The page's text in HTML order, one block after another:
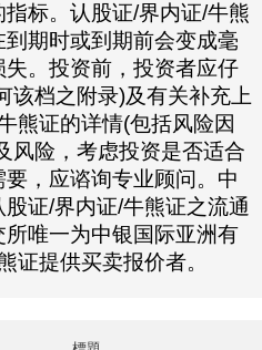
标。认股证/界内证/牛熊
期时或到期前会变成毫
。投资前，投资者应仔
该档之附录)及有关补充上
熊证的详情(包括风险因
风险，考虑投资是否适合
，应谘询专业顾问。中
证/界内证/牛熊证之流通
唯一为中银国际亚洲有
证提供买卖报价者。